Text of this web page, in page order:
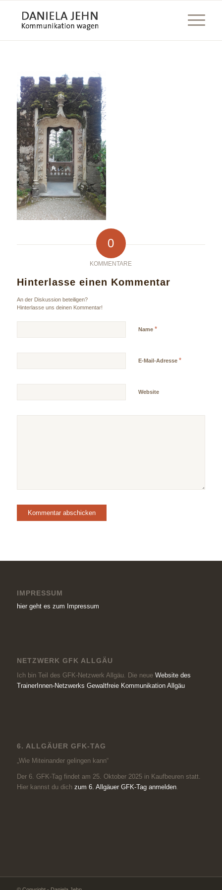
0
KOMMENTARE
Hinterlasse einen Kommentar
An der Diskussion beteiligen?
Hinterlasse uns deinen Kommentar!
Name *
E-Mail-Adresse *
Website
IMPRESSUM
hier geht es zum Impressum
NETZWERK GFK ALLGÄU
Ich bin Teil des GFK-Netzwerk Allgäu. Die neue Website des
TrainerInnen-Netzwerks Gewaltfreie Kommunikation Allgäu
6. ALLGÄUER GFK-TAG
„Wie Miteinander gelingen kann“
Der 6. GFK-Tag findet am 25. Oktober 2025 in Kaufbeuren statt.
Hier kannst du dich zum 6. Allgäuer GFK-Tag anmelden.